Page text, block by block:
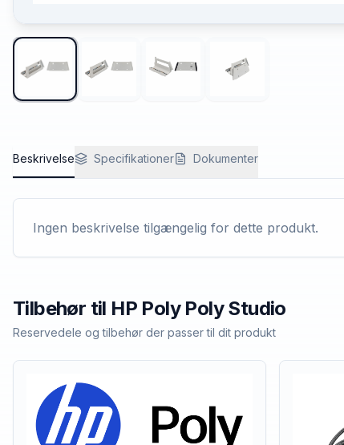
Beskrivelse Specifikationer Dokumenter
Ingen beskrivelse tilgængelig for dette produkt.
Tilbehør til HP Poly Poly Studio
Reservedele og tilbehør der passer til dit produkt